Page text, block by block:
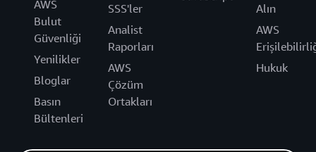
AWS
Bulut
Güvenliği
Yenilikler
Bloglar
Basın
Bültenleri
SSS'ler
Analist
Raporları
AWS
Çözüm
Ortakları
Alın
AWS
Hukuk